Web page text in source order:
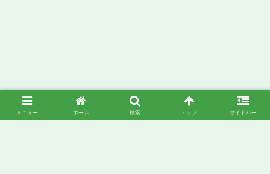
メニュー ホーム 検索 トップ サイドバー